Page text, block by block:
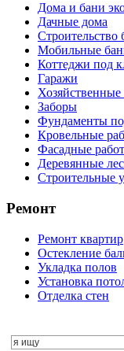
Дома и бани
Дачные дома
Строительство
Мобильные
Коттеджи под
Гаражи
Хозяйственные
Заборы
Фундаменты
Кровельные
Фасадные
Деревянные
Строительные
Ремонт
Ремонт квартир
Остекление
Укладка полов
Установка
Отделка стен